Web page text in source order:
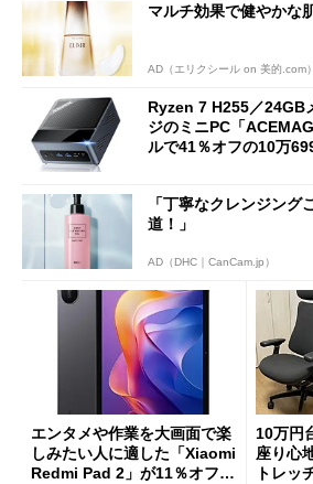
マルチ効果で健やかな
AD（エリクシール on 美的.com）
Ryzen 7 H255／24GB
ジのミニPC「
ルで41％オフの10万
「丁寧なクレンジング
道！」
AD（DHC｜CanCam.jp）
エンタメや作業を大画面で楽
しみたい人に適した「Xiaomi
Redmi Pad 2」が11％オフの
10万円
座り心
トレッ